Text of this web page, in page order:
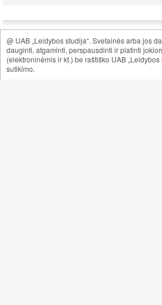
@ UAB „Leidybos studija“. Svetainės arba jos
dauginti, atgaminti, perspausdinti ir platinti
(elektroninėmis ir kt.) be raštiško UAB „Leidybos
sutikimo.